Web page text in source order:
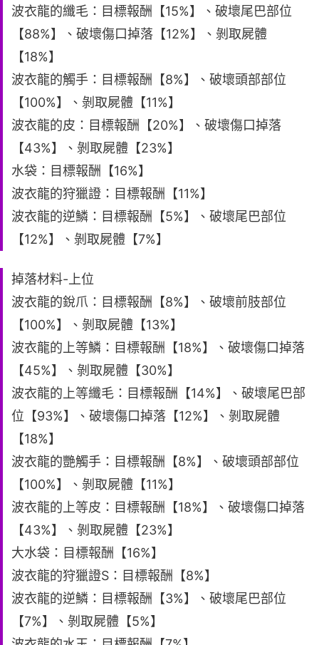
波衣龍的纖毛：目標報酬【15%】、破壞尾巴部位
【88%】、破壞傷口掉落【12%】、剝取屍體
【18%】
波衣龍的觸手：目標報酬【8%】、破壞頭部部位
【100%】、剝取屍體【11%】
波衣龍的皮：目標報酬【20%】、破壞傷口掉落
【43%】、剝取屍體【23%】
水袋：目標報酬【16%】
波衣龍的狩獵證：目標報酬【11%】
波衣龍的逆鱗：目標報酬【5%】、破壞尾巴部位
【12%】、剝取屍體【7%】
掉落材料-上位
波衣龍的銳爪：目標報酬【8%】、破壞前肢部位
【100%】、剝取屍體【13%】
波衣龍的上等鱗：目標報酬【18%】、破壞傷口掉落
【45%】、剝取屍體【30%】
波衣龍的上等纖毛：目標報酬【14%】、破壞尾巴部
位【93%】、破壞傷口掉落【12%】、剝取屍體
【18%】
波衣龍的艷觸手：目標報酬【8%】、破壞頭部部位
【100%】、剝取屍體【11%】
波衣龍的上等皮：目標報酬【18%】、破壞傷口掉落
【43%】、剝取屍體【23%】
大水袋：目標報酬【16%】
波衣龍的狩獵證S：目標報酬【8%】
波衣龍的逆鱗：目標報酬【3%】、破壞尾巴部位
【7%】、剝取屍體【5%】